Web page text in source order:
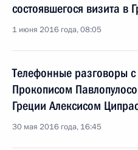
состоявшегося визита в
1 июня 2016 года, 08:05
Телефонные разговоры
Прокописом
Греции Алексисом
30 мая 2016 года, 16:45